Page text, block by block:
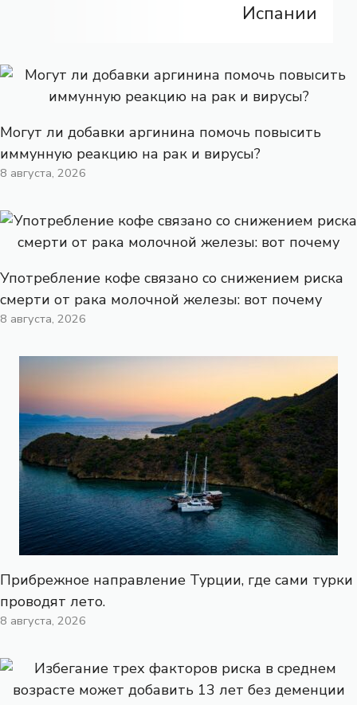
Испании
Могут ли добавки аргинина помочь повысить
иммунную реакцию на рак и вирусы?
8 августа, 2026
Употребление кофе связано со снижением риска
смерти от рака молочной железы: вот почему
8 августа, 2026
Прибрежное направление Турции, где сами турки
проводят лето.
8 августа, 2026